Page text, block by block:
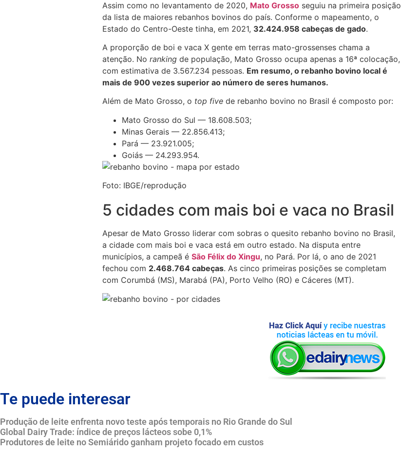
Assim como no levantamento de 2020, Mato Grosso seguiu na primeira posição
da lista de maiores rebanhos bovinos do país. Conforme o mapeamento, o
Estado do Centro-Oeste tinha, em 2021, 32.424.958 cabeças de gado.
A proporção de boi e vaca X gente em terras mato-grossenses chama a
atenção. No ranking de população, Mato Grosso ocupa apenas a 16ª colocação,
com estimativa de 3.567.234 pessoas. Em resumo, o rebanho bovino local é
mais de 900 vezes superior ao número de seres humanos.
Além de Mato Grosso, o top five de rebanho bovino no Brasil é composto por:
Mato Grosso do Sul — 18.608.503;
Minas Gerais — 22.856.413;
Pará — 23.921.005;
Goiás — 24.293.954.
Foto: IBGE/reprodução
5 cidades com mais boi e vaca no Brasil
Apesar de Mato Grosso liderar com sobras o quesito rebanho bovino no Brasil,
a cidade com mais boi e vaca está em outro estado. Na disputa entre
municípios, a campeã é São Félix do Xingu, no Pará. Por lá, o ano de 2021
fechou com 2.468.764 cabeças. As cinco primeiras posições se completam
com Corumbá (MS), Marabá (PA), Porto Velho (RO) e Cáceres (MT).
Te puede interesar
Produção de leite enfrenta novo teste após temporais no Rio Grande do Sul
Global Dairy Trade: índice de preços lácteos sobe 0,1%
Produtores de leite no Semiárido ganham projeto focado em custos